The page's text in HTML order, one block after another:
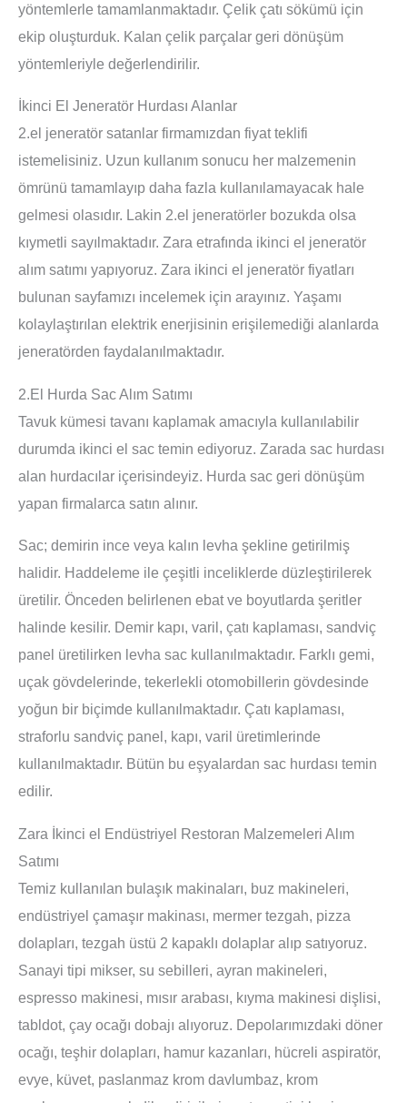
yöntemlerle tamamlanmaktadır. Çelik çatı sökümü için
ekip oluşturduk. Kalan çelik parçalar geri dönüşüm
yöntemleriyle değerlendirilir.
İkinci El Jeneratör Hurdası Alanlar
2.el jeneratör satanlar firmamızdan fiyat teklifi
istemelisiniz. Uzun kullanım sonucu her malzemenin
ömrünü tamamlayıp daha fazla kullanılamayacak hale
gelmesi olasıdır. Lakin 2.el jeneratörler bozukda olsa
kıymetli sayılmaktadır. Zara etrafında ikinci el jeneratör
alım satımı yapıyoruz. Zara ikinci el jeneratör fiyatları
bulunan sayfamızı incelemek için arayınız. Yaşamı
kolaylaştırılan elektrik enerjisinin erişilemediği alanlarda
jeneratörden faydalanılmaktadır.
2.El Hurda Sac Alım Satımı
Tavuk kümesi tavanı kaplamak amacıyla kullanılabilir
durumda ikinci el sac temin ediyoruz. Zarada sac hurdası
alan hurdacılar içerisindeyiz. Hurda sac geri dönüşüm
yapan firmalarca satın alınır.
Sac; demirin ince veya kalın levha şekline getirilmiş
halidir. Haddeleme ile çeşitli inceliklerde düzleştirilerek
üretilir. Önceden belirlenen ebat ve boyutlarda şeritler
halinde kesilir. Demir kapı, varil, çatı kaplaması, sandviç
panel üretilirken levha sac kullanılmaktadır. Farklı gemi,
uçak gövdelerinde, tekerlekli otomobillerin gövdesinde
yoğun bir biçimde kullanılmaktadır. Çatı kaplaması,
straforlu sandviç panel, kapı, varil üretimlerinde
kullanılmaktadır. Bütün bu eşyalardan sac hurdası temin
edilir.
Zara İkinci el Endüstriyel Restoran Malzemeleri Alım
Satımı
Temiz kullanılan bulaşık makinaları, buz makineleri,
endüstriyel çamaşır makinası, mermer tezgah, pizza
dolapları, tezgah üstü 2 kapaklı dolaplar alıp satıyoruz.
Sanayi tipi mikser, su sebilleri, ayran makineleri,
espresso makinesi, mısır arabası, kıyma makinesi dişlisi,
tabldot, çay ocağı dobajı alıyoruz. Depolarımızdaki döner
ocağı, teşhir dolapları, hamur kazanları, hücreli aspiratör,
evye, küvet, paslanmaz krom davlumbaz, krom